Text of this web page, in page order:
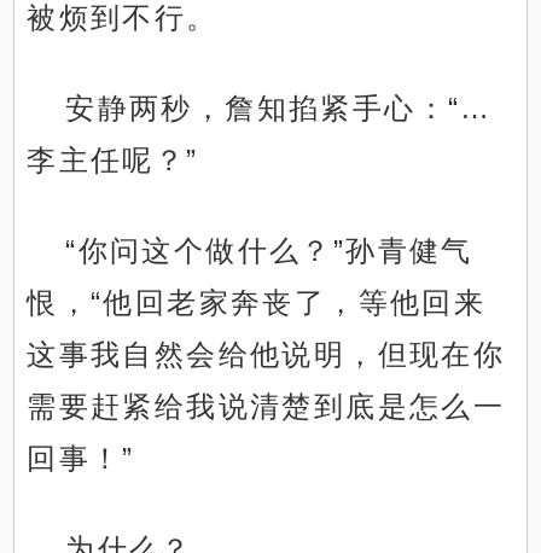
被烦到不行。
安静两秒，詹知掐紧手心：“…
李主任呢？”
“你问这个做什么？”孙青健气
恨，“他回老家奔丧了，等他回来
这事我自然会给他说明，但现在你
需要赶紧给我说清楚到底是怎么一
回事！”